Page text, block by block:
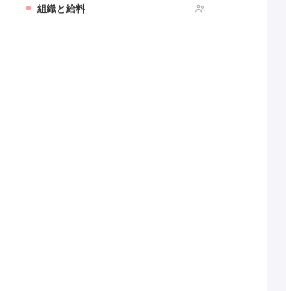
組織と給料